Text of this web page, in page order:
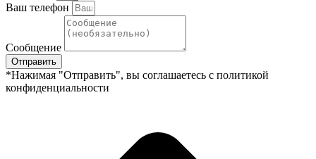
Ваш телефон
Сообщение
Отправить
*Нажимая "Отправить", вы соглашаетесь с политикой
конфиденциальности